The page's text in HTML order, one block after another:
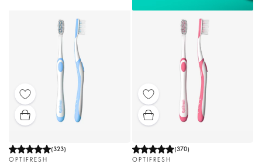
(323)
OPTIFRESH
(370)
OPTIFRESH